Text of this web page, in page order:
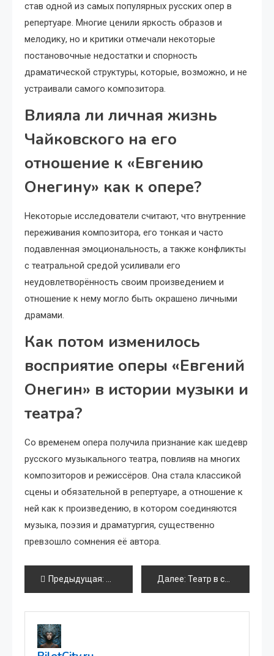
став одной из самых популярных русских опер в
репертуаре. Многие ценили яркость образов и
мелодику, но и критики отмечали некоторые
постановочные недостатки и спорность
драматической структуры, которые, возможно, и не
устраивали самого композитора.
Влияла ли личная жизнь
Чайковского на его
отношение к «Евгению
Онегину» как к опере?
Некоторые исследователи считают, что внутренние
переживания композитора, его тонкая и часто
подавленная эмоциональность, а также конфликты
с театральной средой усиливали его
неудовлетворённость своим произведением и
отношение к нему могло быть окрашено личными
драмами.
Как потом изменилось
восприятие оперы «Евгений
Онегин» в истории музыки и
театра?
Со временем опера получила признание как шедевр
русского музыкального театра, повлияв на многих
композиторов и режиссёров. Она стала классикой
сцены и обязательной в репертуаре, а отношение к
ней как к произведению, в котором соединяются
музыка, поэзия и драматургия, существенно
превзошло сомнения её автора.
Навигация
по
записям
Предыдущая: Как театр применяет нейронауку для
Далее: Театр в стиле фризлайт: световые картины вместо декораций